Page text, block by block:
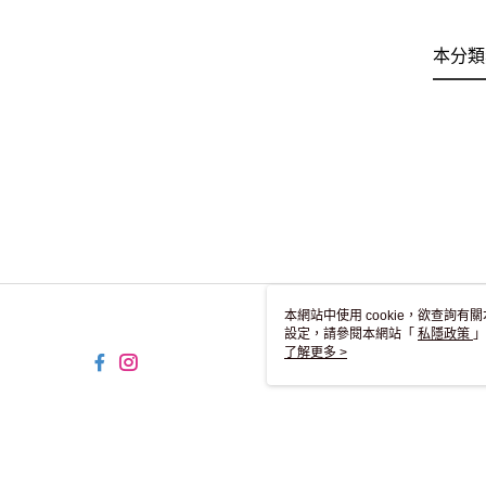
本分
本網站中使用 cookie，欲查詢有
設定，請參閱本網站「 私隱政策
用 cookie。
了解更多 >